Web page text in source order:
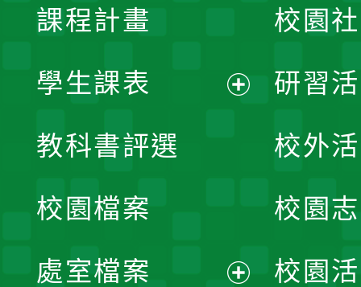
課程計畫
學生課表
單
教科書評選
校園檔案
處室檔案
校園
研習
校外
校園
校園